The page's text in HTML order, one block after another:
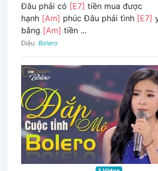
Đâu phải có [E7] tiền mua được
hạnh [Am] phúc Đâu phải tình [E7]
bằng [Am] tiền ...
Điệu: Bolero